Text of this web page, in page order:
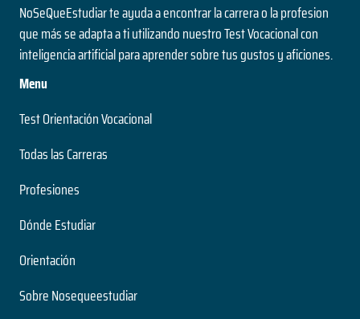
NoSeQueEstudiar te ayuda a encontrar la carrera o la profesion
que más se adapta a ti utilizando nuestro Test Vocacional con
inteligencia artificial para aprender sobre tus gustos y aficiones.
Menu
Test Orientación Vocacional
Todas las Carreras
Profesiones
Dónde Estudiar
Orientación
Sobre Nosequeestudiar